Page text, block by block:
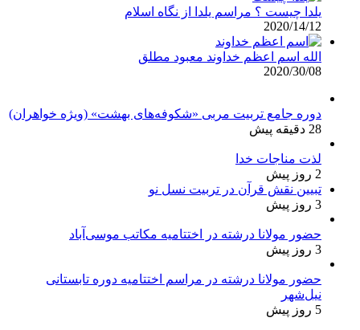
یلدا چیست ؟ مراسم یلدا از نگاه اسلام
2020/14/12
الله اسم اعظم خداوند معبود مطلق
2020/30/08
دوره جامع تربیت مربی «شکوفه‌های بهشت» (ویژه خواهران)
28 دقیقه پیش
لذت مناجات خدا
2 روز پیش
تبیین نقش قرآن در تربیت نسل نو
3 روز پیش
حضور مولانا درشته در اختتامیه مکاتب موسی‌آباد
3 روز پیش
حضور مولانا درشته در مراسم اختتامیه دوره تابستانی
نیل‌شهر
5 روز پیش